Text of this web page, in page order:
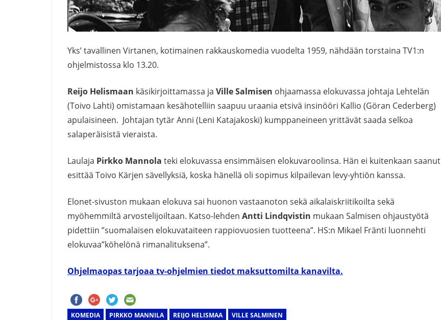
Yks’ tavallinen Virtanen, kotimainen rakkauskomedia vuodelta 1959, nähdään torstaina TV1:n
ohjelmistossa klo 13.20.
Reijo Helismaan käsikirjoittamassa ja Ville Salmisen ohjaamassa elokuvassa johtaja Lehtelän
(Toivo Lahti) omistamaan kesähotelliin saapuu uraania etsivä insinööri Kallio (Göran Cederberg)
apulaisineen. Johtajan tytär Anni (Leni Katajakoski) kumppaneineen yrittävät saada selkoa
salaperäisistä vieraista.
Laulaja Pirkko Mannola teki elokuvassa ensimmäisen elokuvaroolinsa. Hän ei kuitenkaan saanut
esittää Toivo Kärjen sävellyksiä, koska hänellä oli sopimus kilpailevan levy-yhtiön kanssa.
Elonet-sivuston mukaan elokuva sai huonon vastaanoton sekä aikalaiskriitikoilta sekä
myöhemmiltä arvostelijoiltaan. Katso-lehden Antti Lindqvistin mukaan Salmisen ohjaustyötä
pidettiin ”suomalaisen elokuvataiteen rappiovuosien tuotteena”. HS:n Mikael Fränti luonnehti
elokuvaa”köhelönä rimanalituksena”.
Ohjelmaopas tarjoaa tv-ohjelmien tiedot maksuttomilta kanavilta.
KOMEDIA PIRKKO MANNILA REIJO HELISMAA VILLE SALMINEN